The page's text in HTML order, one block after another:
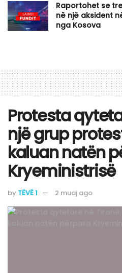
Raportohet se
në një aksident
nga Kosova
Protesta
një grup
kaluan natën
Kryeministrisë
by TËVË 1 2 muaj ago